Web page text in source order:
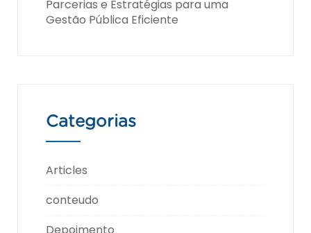
Parcerias e Estratégias para uma
Gestão Pública Eficiente
Categorias
Articles
conteudo